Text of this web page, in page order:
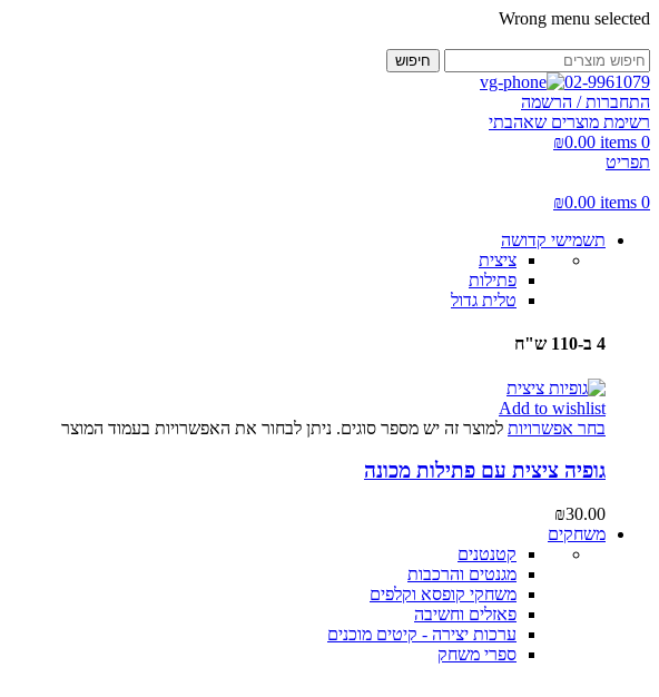
Wrong menu selected
חיפוש
02-9961079
התחברות / הרשמה
רשימת מוצרים שאהבתי
0
items
₪0.00
תפריט
0
items
₪0.00
תשמישי קדושה
ציצית
פתילות
טלית גדול
4 ב-110 ש"ח
Add to wishlist
בחר אפשרויות למוצר זה יש מספר סוגים. ניתן לבחור את האפשרויות בעמוד המוצר
גופיה ציצית עם פתילות מכונה
₪30.00
משחקים
קטנטנים
מגנטים והרכבות
משחקי קופסא וקלפים
פאזלים וחשיבה
ערכות יצירה - קיטים מוכנים
ספרי משחק